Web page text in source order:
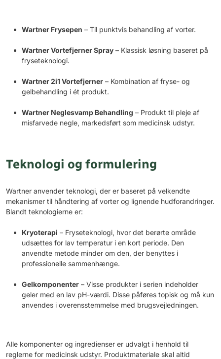
Wartner Frysepen – Til punktvis behandling af vorter.
Wartner Vortefjerner Spray – Klassisk løsning baseret på
fryseteknologi.
Wartner 2i1 Vortefjerner – Kombination af fryse- og
gelbehandling i ét produkt.
Wartner Neglesvamp Behandling – Produkt til pleje af
misfarvede negle, markedsført som medicinsk udstyr.
Teknologi og formulering
Wartner anvender teknologi, der er baseret på velkendte
mekanismer til håndtering af vorter og lignende hudforandringer.
Blandt teknologierne er:
Kryoterapi – Fryseteknologi, hvor det berørte område
udsættes for lav temperatur i en kort periode. Den
anvendte metode minder om den, der benyttes i
professionelle sammenhænge.
Gelkomponenter – Visse produkter i serien indeholder
geler med en lav pH-værdi. Disse påføres topisk og må kun
anvendes i overensstemmelse med brugsvejledningen.
Alle komponenter og ingredienser er udvalgt i henhold til
reglerne for medicinsk udstyr. Produktmateriale skal altid